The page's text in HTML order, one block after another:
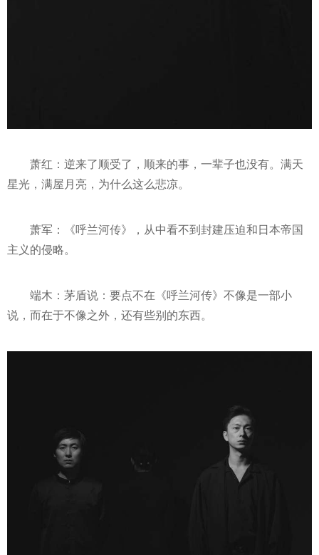
萧红：逆来了顺受了，顺来的事，一辈子也没有。满天
星光，满屋月亮，为什么这么悲凉。
萧军：《呼兰河传》，从中看不到封建压迫和日本帝国
主义的侵略。
端木：茅盾说：要点不在《呼兰河传》不像是一部小
说，而在于不像之外，还有些别的东西。